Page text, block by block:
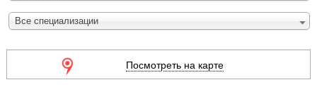
Все специализации
Посмотреть на карте